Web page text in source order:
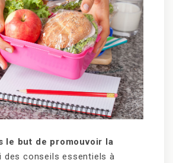
le but de promouvoir la
des conseils essentiels à